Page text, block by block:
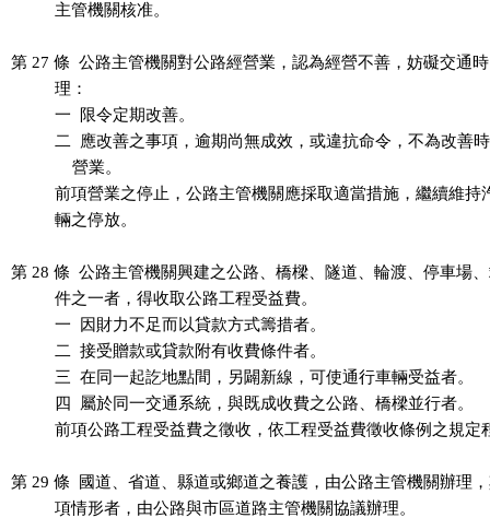
          主管機關核准。
第 27 條  公路主管機關對公路經營業，認為經營不善，妨礙交通
          理：
          一  限令定期改善。
二  應改善之事項，逾期尚無成效，或違抗命令，不為改善
              營業。
前項營業之停止，公路主管機關應採取適當措施，繼續維
          輛之停放。
第 28 條  公路主管機關興建之公路、橋樑、隧道、輪渡、停車場
          件之一者，得收取公路工程受益費。
          一  因財力不足而以貸款方式籌措者。
          二  接受贈款或貸款附有收費條件者。
          三  在同一起訖地點間，另闢新線，可使通行車輛受益者。
          四  屬於同一交通系統，與既成收費之公路、橋樑並行者。
前項公路工程受益費之徵收，依工程受益費徵收條例之規
第 29 條  國道、省道、縣道或鄉道之養護，由公路主管機關辦理
          項情形者，由公路與市區道路主管機關協議辦理。